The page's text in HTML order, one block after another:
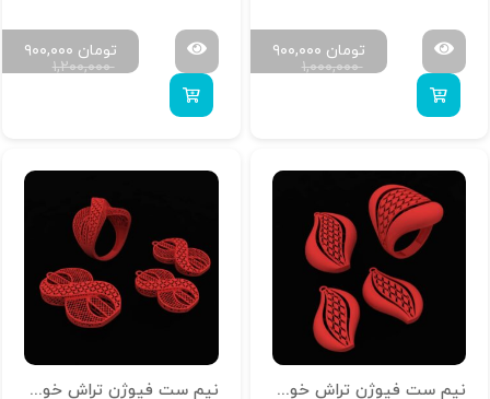
۱,۰۰۰,۰۰۰
۹۰۰,۰۰۰ تومان
۱,۲۰۰,۰۰۰
۹۰۰,۰۰۰ تومان
نیم ست فیوژن تراش خور کد N-T-Z-17 نیم ست فیوژن تراش خور کد N-T-Z-16